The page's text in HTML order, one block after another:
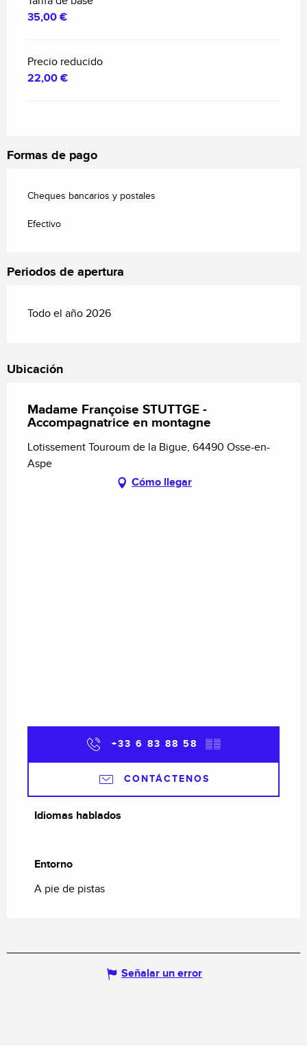
35,00 €
Precio reducido
22,00 €
Formas de pago
Cheques bancarios y postales
Efectivo
Periodos de apertura
Todo el año 2026
Ubicación
Madame Françoise STUTTGE -
Accompagnatrice en montagne
Lotissement Touroum de la Bigue, 64490 Osse-en-
Aspe
Cómo llegar
+33 6 83 88 58 ▒▒
CONTÁCTENOS
Idiomas hablados
Idiomas hablados
Entorno
Entorno
A pie de pistas
Señalar un error